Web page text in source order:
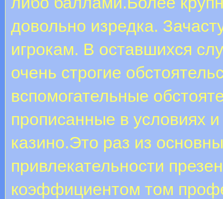
довольно изредка.
игрокам. В оставшихся
очень строгие
вспомогательные
прописанные в условиях
казино.Это раз из
привлекательности
коэффициентом том